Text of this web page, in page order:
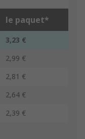
le paquet*
3,23 €
2,99 €
2,81 €
2,64 €
2,39 €